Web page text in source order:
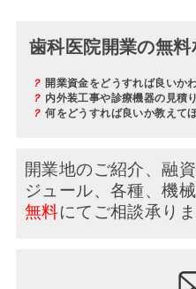
歯科医院開業の無料
？開業資金をどうすれば良いか
？ 内外装工事や診療機器の見積
？何をどうすれば良いか教えて
開業地のご紹介、融
ジュール、 各種、機
無料にてご相談承りま